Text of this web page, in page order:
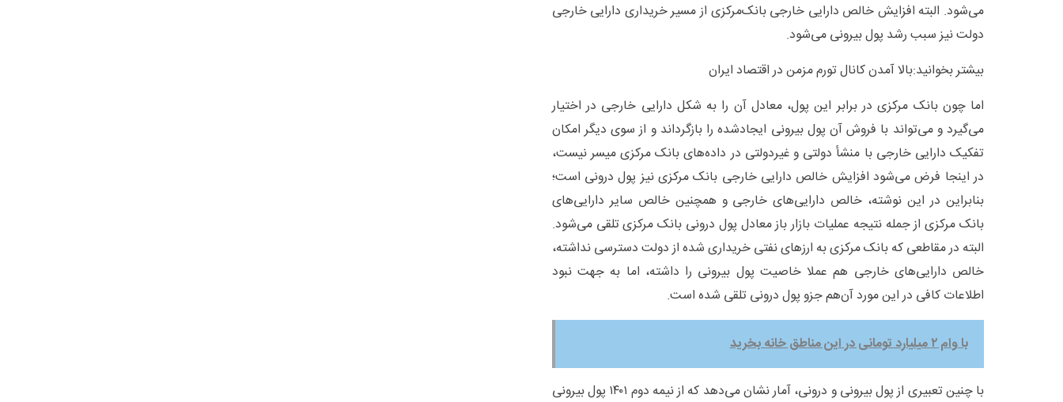
می‌شود. البته افزایش خالص دارایی خارجی بانک‌مرکزی از مسیر خریداری دارایی خارجی
دولت نیز سبب رشد پول بیرونی می‌شود.
بیشتر بخوانید:بالا آمدن کانال تورم مزمن در اقتصاد ایران
اما چون بانک مرکزی در برابر این پول، معادل آن را به شکل دارایی خارجی در اختیار
می‌گیرد و می‌تواند با فروش آن پول بیرونی ایجادشده را بازگرداند و از سوی دیگر امکان
تفکیک دارایی خارجی با منشأ دولتی و غیردولتی در داده‌های بانک مرکزی میسر نیست،
در اینجا فرض می‌شود افزایش خالص دارایی خارجی بانک مرکزی نیز پول درونی است؛
بنابراین در این نوشته، خالص دارایی‌های خارجی و همچنین خالص سایر دارایی‌های
بانک مرکزی از جمله نتیجه عملیات بازار باز معادل پول درونی بانک مرکزی تلقی می‌شود.
البته در مقاطعی که بانک مرکزی به ارز‌های نفتی خریداری شده از دولت دسترسی نداشته،
خالص دارایی‌های خارجی هم عملا خاصیت پول بیرونی را داشته، اما به جهت نبود
اطلاعات کافی در این مورد آن‌هم جزو پول درونی تلقی شده است.
با وام ۲ میلیارد تومانی در این مناطق خانه بخرید
با چنین تعبیری از پول بیرونی و درونی، آمار نشان می‌دهد که از نیمه دوم ۱۴۰۱ پول بیرونی